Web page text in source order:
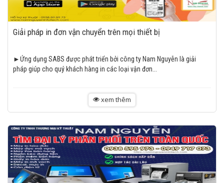
Giải pháp in đơn vận chuyển trên mọi thiết bị
►Ứng dụng SABS được phát triển bởi công ty Nam Nguyễn là giải
pháp giúp cho quý khách hàng in các loại vận đơn...
xem thêm